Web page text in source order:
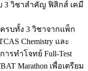
3 วิชาสำคัญ ฟิสิกส์ เคมี
รบทั้ง 3 วิชาจากแพ็ก
Chemistry และ
รทำโจทย์ Full-Test
Marathon เพื่อเตรียม